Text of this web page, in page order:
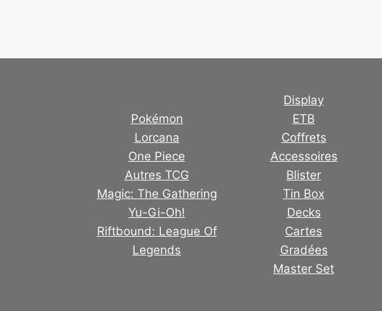
Pokémon
Lorcana
One Piece
Autres TCG
Magic: The Gathering
Yu-Gi-Oh!
Riftbound: League Of
Legends
Display
ETB
Coffrets
Accessoires
Blister
Tin Box
Decks
Cartes
Gradées
Master Set